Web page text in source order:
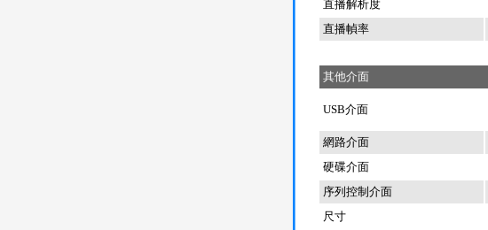
直播解析度
直播幀率
其他介面
USB介面
網路介面
硬碟介面
序列控制介面
尺寸